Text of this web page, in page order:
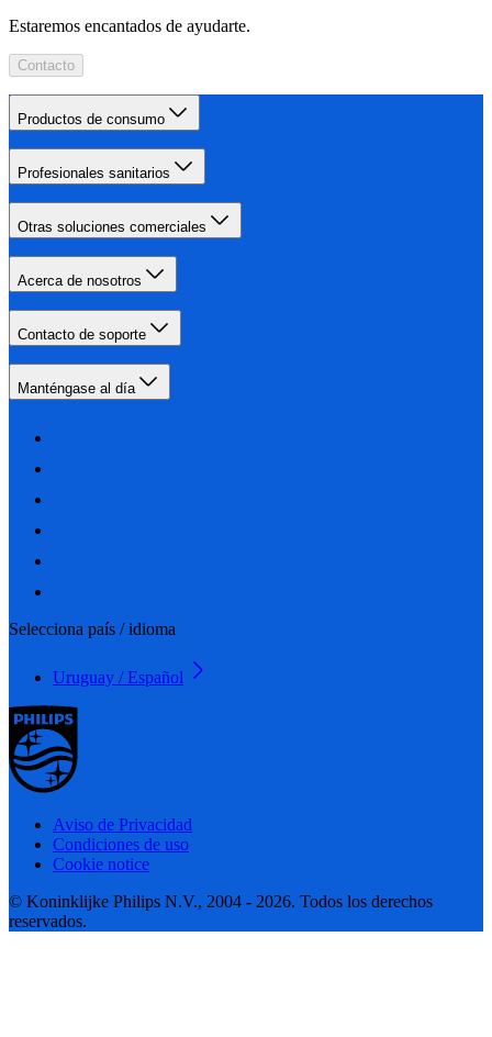
Estaremos encantados de ayudarte.
Contacto
Productos de consumo
Profesionales sanitarios
Otras soluciones comerciales
Acerca de nosotros
Contacto de soporte
Manténgase al día
Selecciona país / idioma
Uruguay / Español
Aviso de Privacidad
Condiciones de uso
Cookie notice
© Koninklijke Philips N.V., 2004 - 2026. Todos los derechos
reservados.